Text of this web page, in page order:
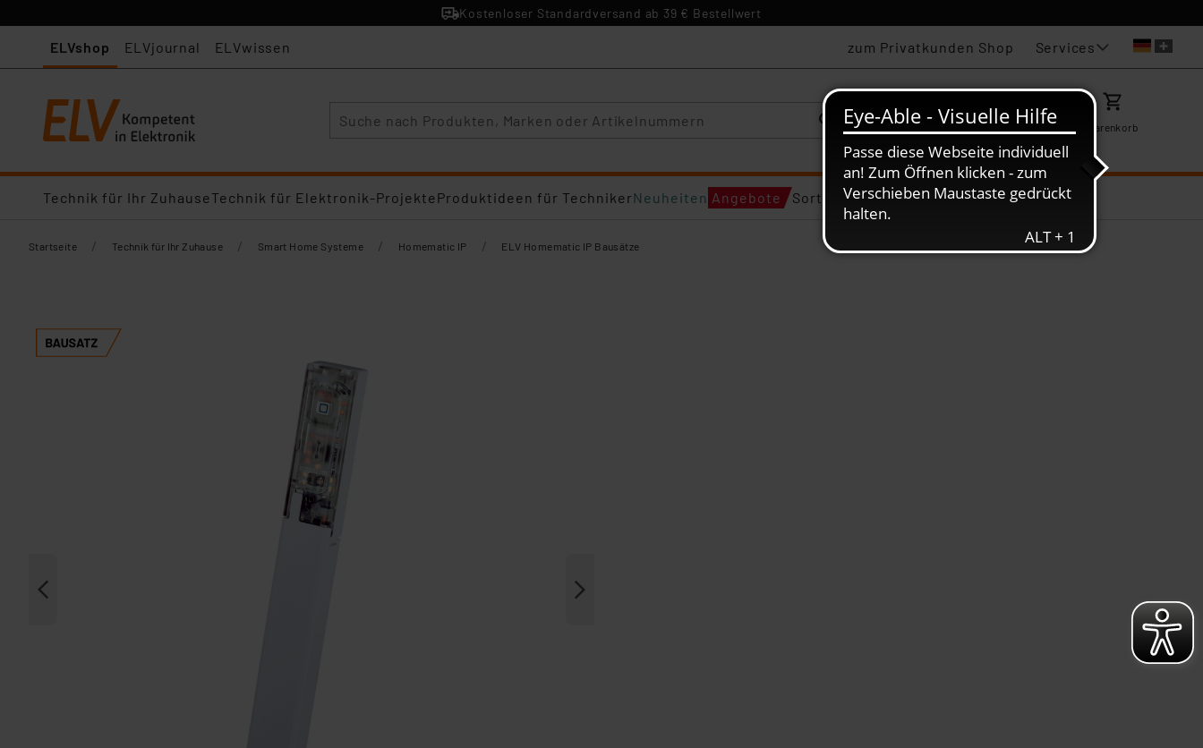
Kostenloser Standardversand ab 39 € Bestellwert
ELVshop ELVjournal ELVwissen zum Privatkunden Shop Services
KarriereMein ELV Merkzettel Warenkorb
Technik für Ihr ZuhauseTechnik für Elektronik-ProjekteProduktideen für TechnikerNeuheiten Angebote Sortiments-Deals
Startseite / Technik für Ihr Zuhause / Smart Home Systeme / Homematic IP / ELV Homematic IP Bausätze